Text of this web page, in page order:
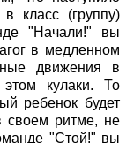
класс (группу)
"Начали!" вы
в медленном
движения в
кулаки. То
ребенок будет
своем ритме, не
"Стой!" вы